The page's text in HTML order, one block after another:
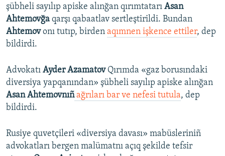
şübheli sayılıp apiske alınğan qırımtatarı Asan
Ahtemovğa qarşı qabaatlav sertleştirildi. Bundan
Ahtemovonı tutıp, birden aqımnen işkence ettiler, dep
bildirdi.
Advokatı Ayder Azamatov Qırımda «gaz borusındaki
diversiya yapqanından» şübheli sayılıp apiske alınğan
Asan Ahtemovnıñağrıları bar ve nefesi tutula, dep
bildirdi.
Rusiye quvetçileri «diversiya davası» mabüsleriniñ
advokatları bergen malümatnı açıq şekilde tefsir